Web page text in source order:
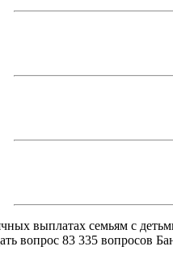
выплатах семьям с
вопрос 83 335 вопросов